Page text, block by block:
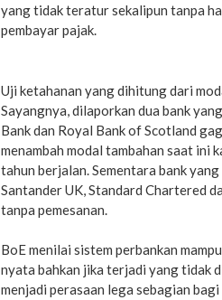
yang tidak teratur sekalipun tanpa
pembayar pajak.
Uji ketahanan yang dihitung dari
Sayangnya, dilaporkan dua bank
Bank dan Royal Bank of Scotland
menambah modal tambahan saat ini
tahun berjalan. Sementara bank
Santander UK, Standard Chartered
tanpa pemesanan.
BoE menilai sistem perbankan
nyata bahkan jika terjadi yang tidak
menjadi perasaan lega sebagian